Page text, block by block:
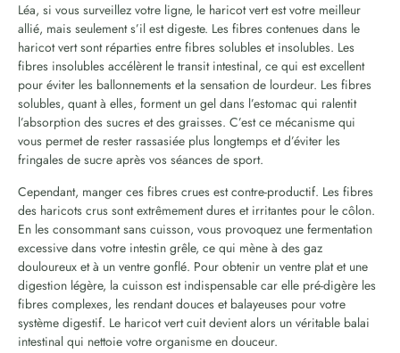
Léa, si vous surveillez votre ligne, le haricot vert est votre meilleur
allié, mais seulement s’il est digeste. Les fibres contenues dans le
haricot vert sont réparties entre fibres solubles et insolubles. Les
fibres insolubles accélèrent le transit intestinal, ce qui est excellent
pour éviter les ballonnements et la sensation de lourdeur. Les fibres
solubles, quant à elles, forment un gel dans l’estomac qui ralentit
l’absorption des sucres et des graisses. C’est ce mécanisme qui
vous permet de rester rassasiée plus longtemps et d’éviter les
fringales de sucre après vos séances de sport.
Cependant, manger ces fibres crues est contre-productif. Les fibres
des haricots crus sont extrêmement dures et irritantes pour le côlon.
En les consommant sans cuisson, vous provoquez une fermentation
excessive dans votre intestin grêle, ce qui mène à des gaz
douloureux et à un ventre gonflé. Pour obtenir un ventre plat et une
digestion légère, la cuisson est indispensable car elle pré-digère les
fibres complexes, les rendant douces et balayeuses pour votre
système digestif. Le haricot vert cuit devient alors un véritable balai
intestinal qui nettoie votre organisme en douceur.